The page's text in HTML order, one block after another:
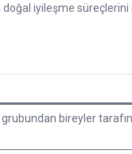
doğal iyileşme süreçlerini
bireyler